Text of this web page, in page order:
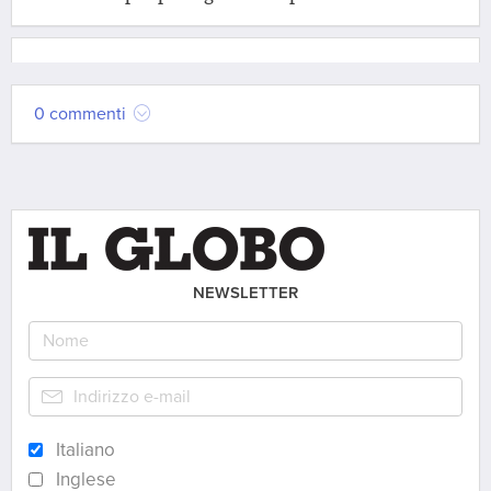
0 commenti
NEWSLETTER
Italiano
Inglese